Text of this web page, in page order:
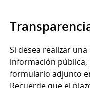
Si desea realizar
información
formulario adjunto
Recuerde que el